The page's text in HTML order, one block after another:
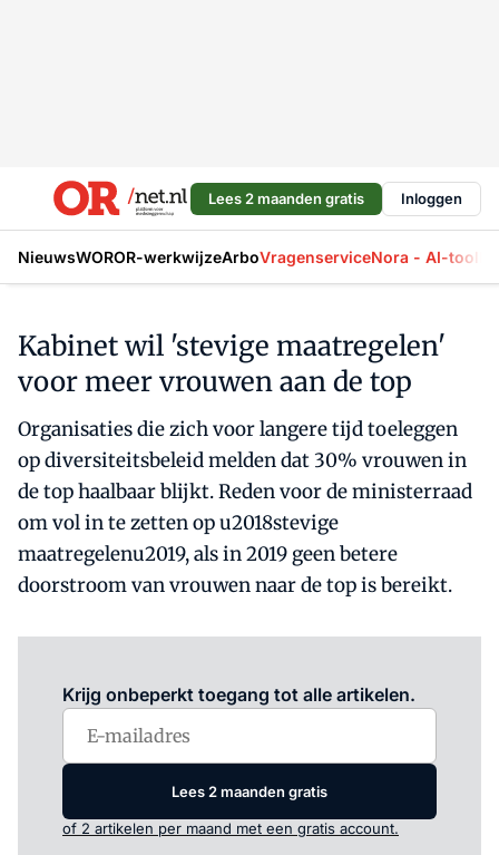
Lees 2 maanden gratis Inloggen
NieuwsWOROR-werkwijzeArboVragenserviceNora - AI-tool
Kabinet wil 'stevige maatregelen'
voor meer vrouwen aan de top
Organisaties die zich voor langere tijd toeleggen
op diversiteitsbeleid melden dat 30% vrouwen in
de top haalbaar blijkt. Reden voor de ministerraad
om vol in te zetten op u2018stevige
maatregelenu2019, als in 2019 geen betere
doorstroom van vrouwen naar de top is bereikt.
Krijg onbeperkt toegang tot alle artikelen.
Lees 2 maanden gratis
of 2 artikelen per maand met een gratis account.